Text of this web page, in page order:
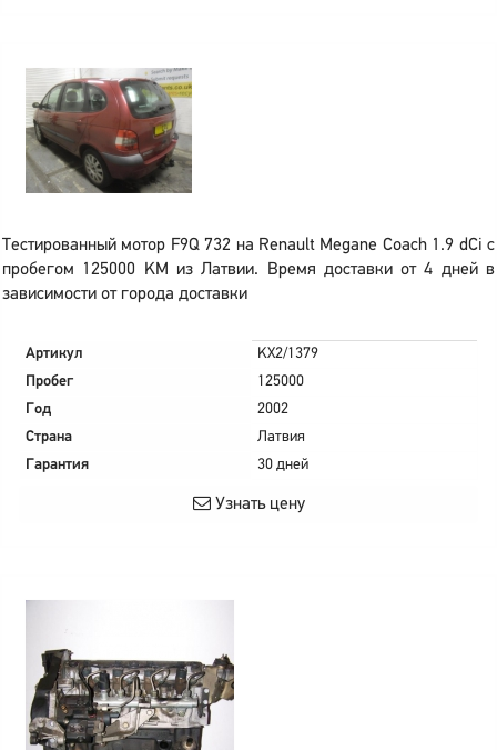
Тестированный мотор F9Q 732 на Renault Megane Coach 1.9 dCi с
пробегом 125000 KM из Латвии. Время доставки от 4 дней в
зависимости от города доставки
Артикул
KX2/1379
Пробег
125000
Год
2002
Страна
Латвия
Гарантия
30 дней
Узнать цену